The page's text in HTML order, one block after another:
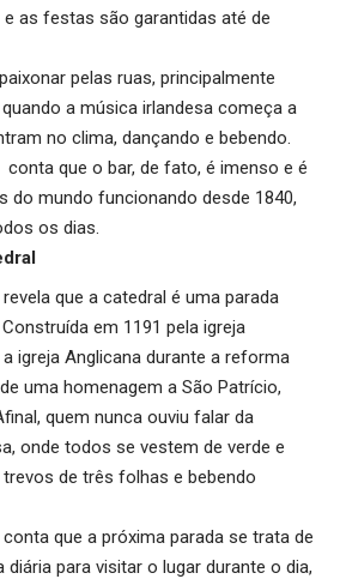
as festas são garantidas até de
pelas ruas, principalmente
a música irlandesa começa a
no clima, dançando e bebendo.
que o bar, de fato, é imenso e é
do mundo funcionando desde 1840,
os dias.
que a catedral é uma parada
em 1191 pela igreja
igreja Anglicana durante a reforma
uma homenagem a São Patrício,
quem nunca ouviu falar da
onde todos se vestem de verde e
de três folhas e bebendo
que a próxima parada se trata de
diária para visitar o lugar durante o dia,